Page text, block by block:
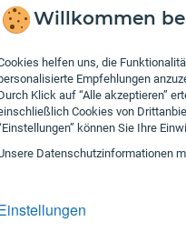
Willkommen
helfen uns, die
Empfehlungen
Klick auf “Alle akzeptieren”
Cookies von
können Sie Ihre
Daten­schutz­informationen